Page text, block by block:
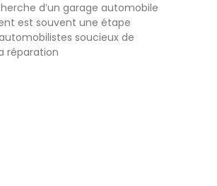
d’un garage automobile
est souvent une étape
soucieux de
réparation